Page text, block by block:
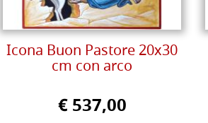
Icona Buon Pastore 20x30
cm con arco
€ 537,00